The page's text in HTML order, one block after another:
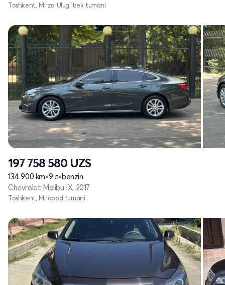
Toshkent, Mirzo Ulug`bek tumani
197 758 580 UZS
134 900 km•9 л•benzin
Chevrolet Malibu IX, 2017
Toshkent, Mirobod tumani